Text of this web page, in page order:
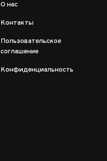
О нас
Контакты
Пользовательское
соглашение
Конфиденциальность